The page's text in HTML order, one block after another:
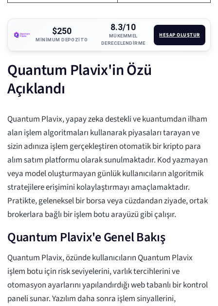
$250
MINIMUM DEPOZITO
8.3/10
MÜKEMMEL
DERECELENDIRME
HESAP OLUŞTUR
Quantum Plavix'in Özü
Açıklandı
Quantum Plavix, yapay zeka destekli ve kuantumdan ilham
alan işlem algoritmaları kullanarak piyasaları tarayan ve
sizin adınıza işlem gerçekleştiren otomatik bir kripto para
alım satım platformu olarak sunulmaktadır. Kod yazmayan
veya model oluşturmayan günlük kullanıcıların algoritmik
stratejilere erişimini kolaylaştırmayı amaçlamaktadır.
Pratikte, geleneksel bir borsa veya cüzdandan ziyade, ortak
brokerlara bağlı bir işlem botu arayüzü gibi çalışır.
Quantum Plavix'e Genel Bakış
Quantum Plavix, özünde kullanıcıların Quantum Plavix
işlem botu için risk seviyelerini, varlık tercihlerini ve
otomasyon ayarlarını yapılandırdığı web tabanlı bir kontrol
paneli sunar. Yazılım daha sonra işlem sinyallerini,